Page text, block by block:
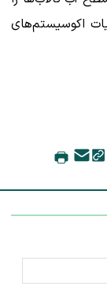
اکوسیستم‌های